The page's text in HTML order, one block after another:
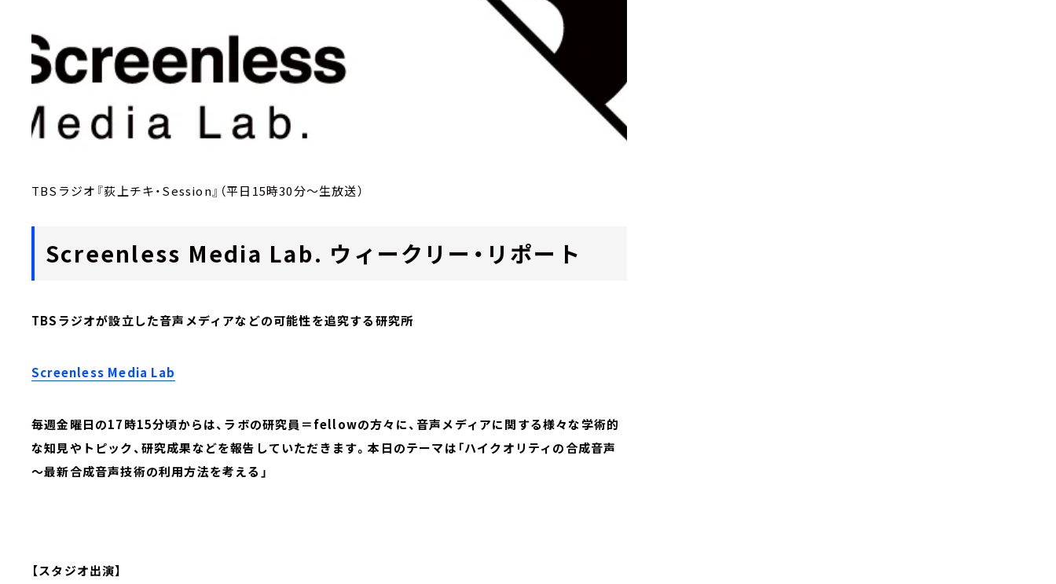
TBSラジオ『荻上チキ・Session』（平日15時30分～生放送）
Screenless Media Lab. ウィークリー・リポート
TBSラジオが設立した音声メディアなどの可能性を追究する研究所
Screenless Media Lab
毎週金曜日の17時15分頃からは、ラボの研究員＝fellowの方々に、音声メディアに関する様々な学術的
な知見やトピック、研究成果などを報告していただきます。本日のテーマは「ハイクオリティの合成音声
～最新合成音声技術の利用方法を考える」
【スタジオ出演】